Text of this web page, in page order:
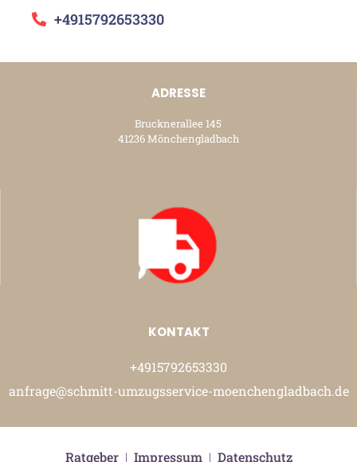
+4915792653330
ADRESSE
Brucknerallee 145
41236 Mönchengladbach
KONTAKT
+4915792653330
anfrage@schmitt-umzugsservice-moenchengladbach.de
Ratgeber| Impressum| Datenschutz